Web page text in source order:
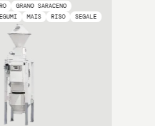
GRANO SARACENO
MAIS RISO
SEGALE